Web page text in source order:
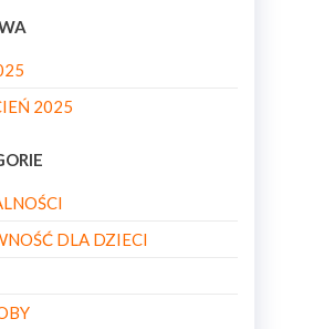
2025
DLA DZIECI